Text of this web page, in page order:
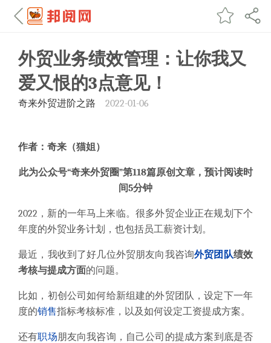
外贸业务绩效管理：让你我又
爱又恨的3点意见！
奇来外贸进阶之路 2022-01-06
作者：奇来（猫姐）
此为公众号“奇来外贸圈”第118篇原创文章，预计阅读时
间5分钟
2022，新的一年马上来临。 很多外贸企业正在规划下个
年度的外贸业务计划，也包括员工薪资计划。
最近，我收到了好几位外贸朋友向我咨询外贸团队绩效
考核与提成方面的问题。
比如，初创公司如何给新组建的外贸团队，设定下一年
度的销售指标考核标准，以及如何设定工资提成方案。
还有职场朋友向我咨询，自己公司的提成方案到底是否